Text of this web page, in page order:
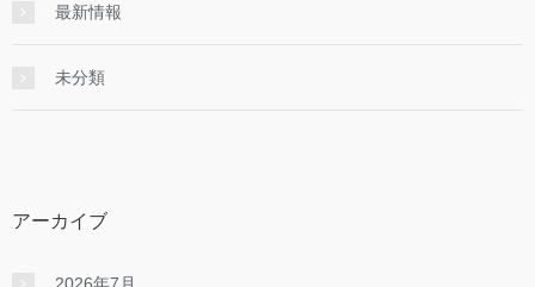
最新情報
未分類
アーカイブ
2026年7月